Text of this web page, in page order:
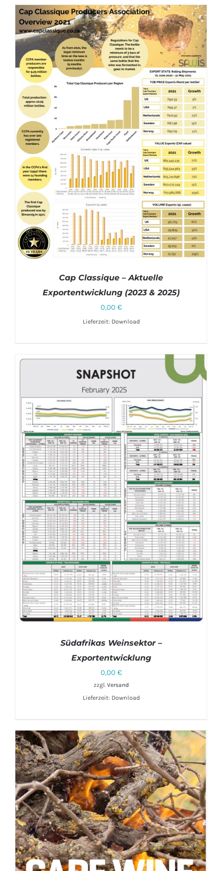
DETAILS
DETAILS
Cap Classique – Aktuelle
Exportentwicklung (2023 & 2025)
0,00 €
Lieferzeit: Download
DETAILS
Südafrikas Weinsektor –
Exportentwicklung
0,00 €
zzgl. Versand
Lieferzeit: Download